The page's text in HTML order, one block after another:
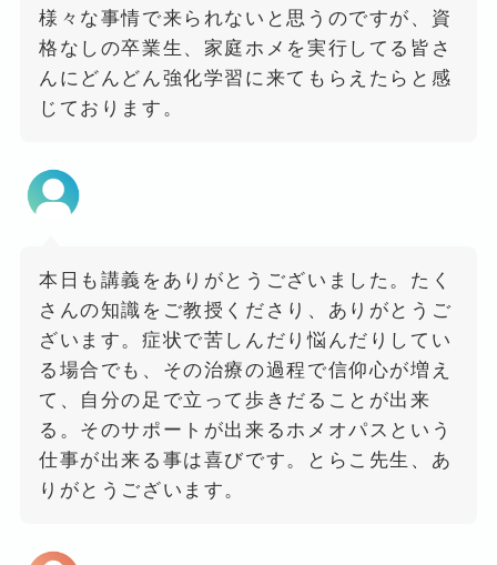
様々な事情で来られないと思うのですが、資
格なしの卒業生、家庭ホメを実行してる皆さ
んにどんどん強化学習に来てもらえたらと感
じております。
本日も講義をありがとうございました。たく
さんの知識をご教授くださり、ありがとうご
ざいます。症状で苦しんだり悩んだりしてい
る場合でも、その治療の過程で信仰心が増え
て、自分の足で立って歩きだることが出来
る。そのサポートが出来るホメオパスという
仕事が出来る事は喜びです。とらこ先生、あ
りがとうございます。